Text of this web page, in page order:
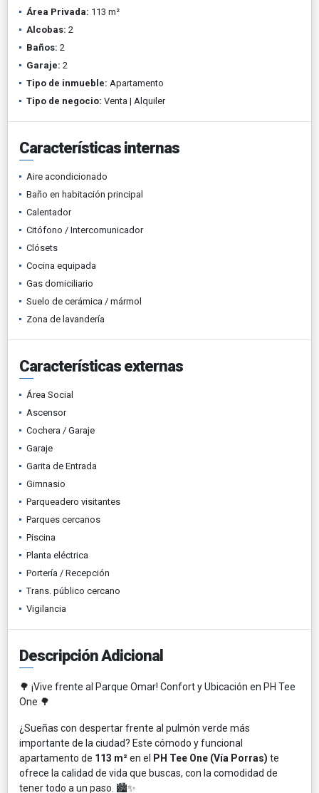
Área Privada: 113 m²
Alcobas: 2
Baños: 2
Garaje: 2
Tipo de inmueble: Apartamento
Tipo de negocio: Venta | Alquiler
Características internas
Aire acondicionado
Baño en habitación principal
Calentador
Citófono / Intercomunicador
Clósets
Cocina equipada
Gas domiciliario
Suelo de cerámica / mármol
Zona de lavandería
Características externas
Área Social
Ascensor
Cochera / Garaje
Garaje
Garita de Entrada
Gimnasio
Parqueadero visitantes
Parques cercanos
Piscina
Planta eléctrica
Portería / Recepción
Trans. público cercano
Vigilancia
Descripción Adicional
🌳 ¡Vive frente al Parque Omar! Confort y Ubicación en PH Tee
One 🌳
¿Sueñas con despertar frente al pulmón verde más
importante de la ciudad? Este cómodo y funcional
apartamento de 113 m²en el PH Tee One (Vía Porras) te
ofrece la calidad de vida que buscas, con la comodidad de
tener todo a un paso. 🏙️✨